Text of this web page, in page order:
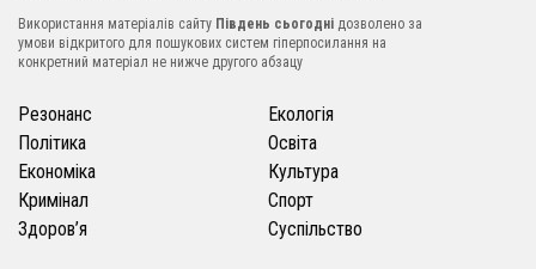
Використання матеріалів сайту Південь сьогодні дозволено за
умови відкритого для пошукових систем гіперпосилання на
конкретний матеріал не нижче другого абзацу
Резонанс
Політика
Економіка
Кримінал
Здоров’я
Екологія
Освіта
Культура
Спорт
Суспільство